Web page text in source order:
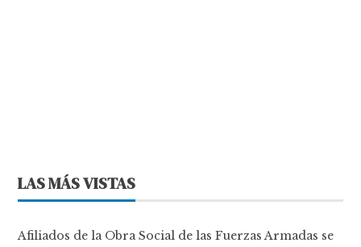
LAS MÁS VISTAS
Afiliados de la Obra Social de las Fuerzas Armadas se